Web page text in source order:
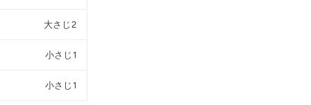
大さじ2
小さじ1
小さじ1